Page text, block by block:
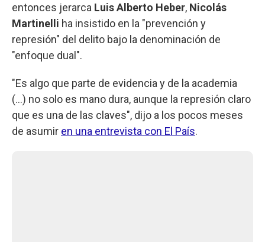
entonces jerarca Luis Alberto Heber, Nicolás
Martinelli ha insistido en la "prevención y
represión" del delito bajo la denominación de
"enfoque dual".
"Es algo que parte de evidencia y de la academia
(...) no solo es mano dura, aunque la represión claro
que es una de las claves", dijo a los pocos meses
de asumir en una entrevista con El País.